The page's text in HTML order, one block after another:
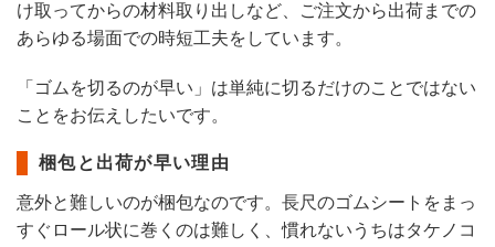
け取ってからの材料取り出しなど、ご注文から出荷までの
あらゆる場面での時短工夫をしています。
「ゴムを切るのが早い」は単純に切るだけのことではない
ことをお伝えしたいです。
梱包と出荷が早い理由
意外と難しいのが梱包なのです。長尺のゴムシートをまっ
すぐロール状に巻くのは難しく、慣れないうちはタケノコ